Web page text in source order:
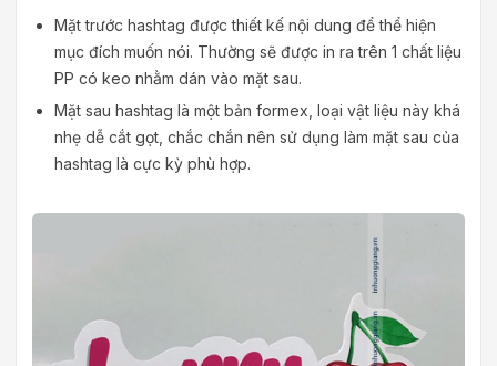
Mặt trước hashtag được thiết kế nội dung để thể hiện
mục đích muốn nói. Thường sẽ được in ra trên 1 chất liệu
PP có keo nhằm dán vào mặt sau.
Mặt sau hashtag là một bản formex, loại vật liệu này khá
nhẹ dễ cắt gọt, chắc chắn nên sử dụng làm mặt sau của
hashtag là cực kỳ phù hợp.